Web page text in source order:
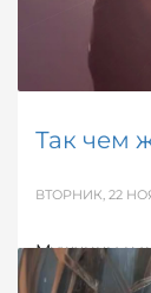
Так чем
ВТОРНИК, 22
Мужчины и
реагируют